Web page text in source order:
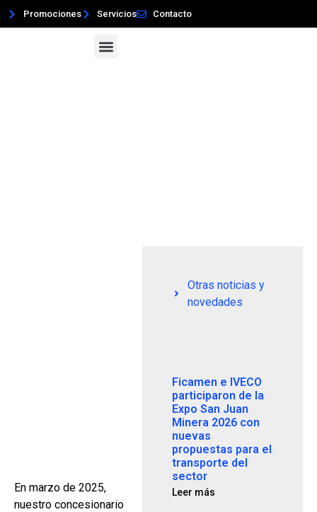
Promociones Servicios Contacto
Otras noticias y
novedades
Ficamen e IVECO
participaron de la
Expo San Juan
Minera 2026 con
nuevas
propuestas para el
transporte del
sector
Leer más
En marzo de 2025,
nuestro concesionario